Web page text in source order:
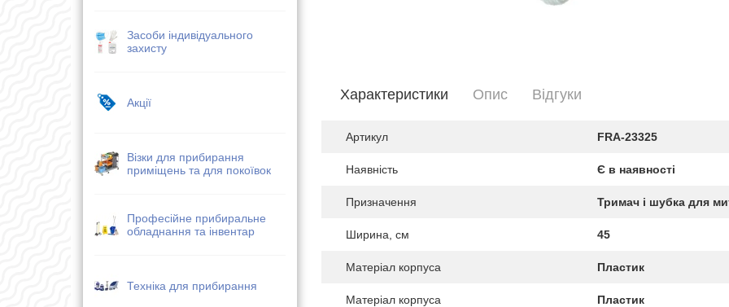
Засоби індивідуального
захисту
Акції
Візки для прибирання
приміщень та для покоївок
Професійне прибиральне
обладнання та інвентар
Техніка для прибирання
Характеристики Опис Вiдгуки
Артикул FRA-23325
Наявність Є в наявності
Призначення Тримач і шубка для
Ширина, см 45
Матеріал корпуса Пластик
Матеріал корпуса Пластик